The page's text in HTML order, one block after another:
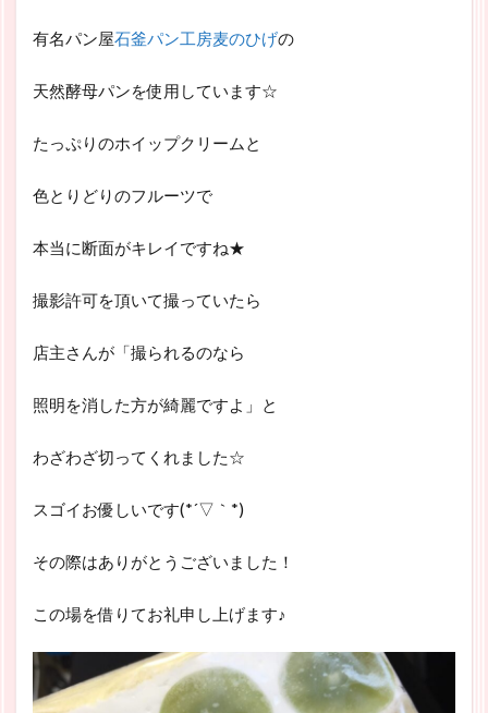
有名パン屋石釜パン工房麦のひげの
天然酵母パンを使用しています☆
たっぷりのホイップクリームと
色とりどりのフルーツで
本当に断面がキレイですね★
撮影許可を頂いて撮っていたら
店主さんが「撮られるのなら
照明を消した方が綺麗ですよ」と
わざわざ切ってくれました☆
スゴイお優しいです(*´▽｀*)
その際はありがとうございました！
この場を借りてお礼申し上げます♪